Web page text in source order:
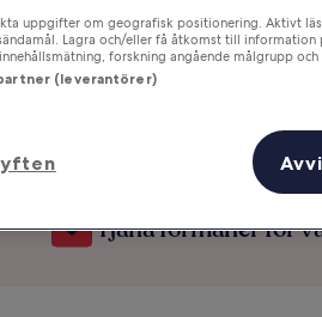
Tjäna förmåner för
uppgifter om geografisk positionering. Aktivt
Lagra och/eller få åtkomst till information
forskning angående målgrupp och
(leverantörer)